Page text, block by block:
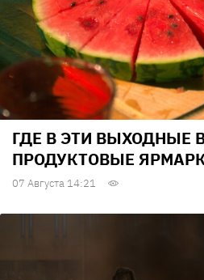
ГДЕ В ЭТИ ВЫХОДНЫЕ
ПРОДУКТОВЫЕ
07 Августа 14:21